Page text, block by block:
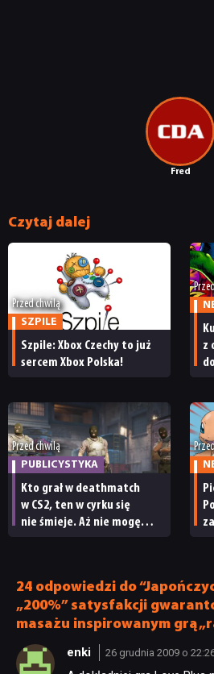
Fred
Czytaj dalej
Przed chwilą
SZPILE
Szpile: Xbox Czechy to już
sercem Xbox Polska!
z
Przed chwilą
PUBLICYSTYKA
Kto grał w deathmatch
w CS2, ten w cyrku się
nie śmieje. Aż nie mogę
24 odpowiedzi do
„200%” satysfakcji
masażu inspirowanym grą
enki 26 grudnia 2009 o